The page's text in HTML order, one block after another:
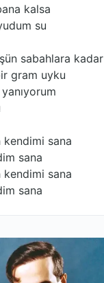
kalsa
su
sabahlara kadar
gram uyku
sana
sana
sana
sana